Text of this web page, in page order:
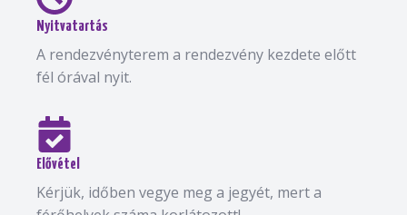
Nyitvatartás
A rendezvényterem a rendezvény kezdete előtt
fél órával nyit.
Elővétel
Kérjük, időben vegye meg a jegyét, mert a